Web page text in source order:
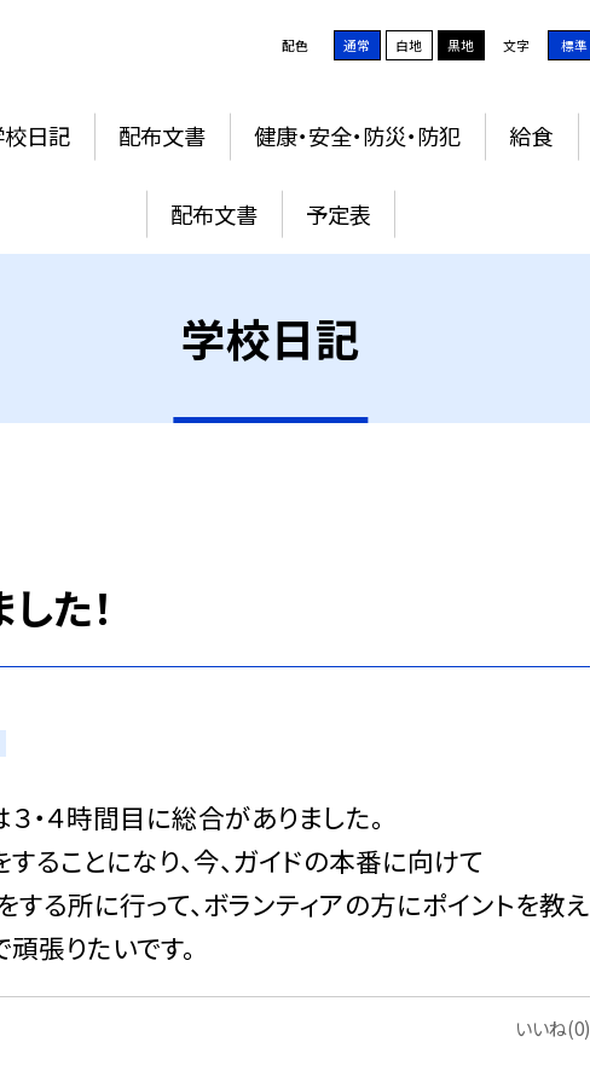
配色 通常 白地 黒地 文字 標準
日記 配布文書 健康・安全・防災・防犯 給食
配布文書 予定表
学校日記
た！
・４時間目に総合がありました。
ることになり、今、ガイドの本番に向けて
する所に行って、ボランティアの方にポイントを教え
張りたいです。
いいね(0)